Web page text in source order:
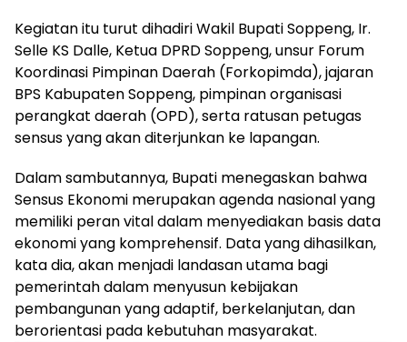
Kegiatan itu turut dihadiri Wakil Bupati Soppeng, Ir.
Selle KS Dalle, Ketua DPRD Soppeng, unsur Forum
Koordinasi Pimpinan Daerah (Forkopimda), jajaran
BPS Kabupaten Soppeng, pimpinan organisasi
perangkat daerah (OPD), serta ratusan petugas
sensus yang akan diterjunkan ke lapangan.
Dalam sambutannya, Bupati menegaskan bahwa
Sensus Ekonomi merupakan agenda nasional yang
memiliki peran vital dalam menyediakan basis data
ekonomi yang komprehensif. Data yang dihasilkan,
kata dia, akan menjadi landasan utama bagi
pemerintah dalam menyusun kebijakan
pembangunan yang adaptif, berkelanjutan, dan
berorientasi pada kebutuhan masyarakat.